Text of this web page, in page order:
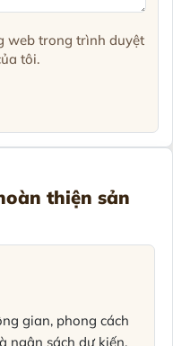
web trong trình duyệt
tôi.
thiện sản
gian, phong cách
ngân sách dự kiến.